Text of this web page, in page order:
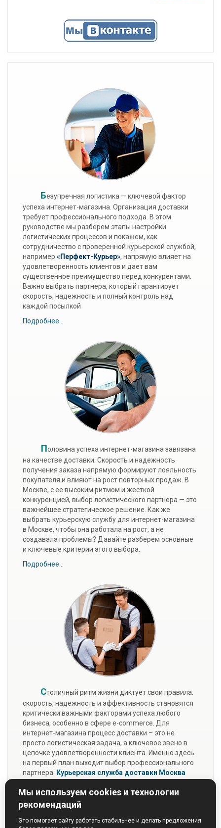
Мы используем cookies и технологии
рекомендаций
Это помогает сайту работать стабильнее и делать предложения
Безупречная логистика — ключевой фактор
успеха интернет-магазина. Организация доставки
требует профессионального подхода. В этом
руководстве мы разберем этапы настройки
логистических процессов и покажем, как
сотрудничество с проверенной курьерской службой,
например «Перфект-Курьер», напрямую влияет на
удовлетворенность клиентов и дает вам
существенное преимущество перед конкурентами.
Важно выбрать партнера, который гарантирует
скорость, надежность и полный контроль над
каждой посылкой
Подробнее...
Половина успеха интернет-магазина завязана
на качестве доставки. Скорость и надежность
получения заказа напрямую формируют лояльность
покупателя и влияют на рост повторных продаж. В
Москве, с ее высоким ритмом и жесткой
конкуренцией, выбор логистического партнера — это
важнейшее стратегическое решение. Как же
выбрать курьерскую службу для интернет-магазина
в Москве, чтобы она работала на рост, а не
создавала проблемы? Давайте разберем основные
и ключевые критерии этого выбора.
Подробнее...
Столичный ритм жизни диктует свои правила:
скорость, надежность и эффективность становятся
критически важными факторами успеха любого
бизнеса, особенно в сфере e-commerce. Для
интернет-магазина процесс доставки – это не
просто логистическая задача, а ключевое звено в
цепочке удовлетворенности клиента. Именно здесь
на первый план выходит выбор профессионального
партнера. Курьерская служба доставки Москва
услуги, а полноценную экосистему для развития
вашей интернет-торговли.